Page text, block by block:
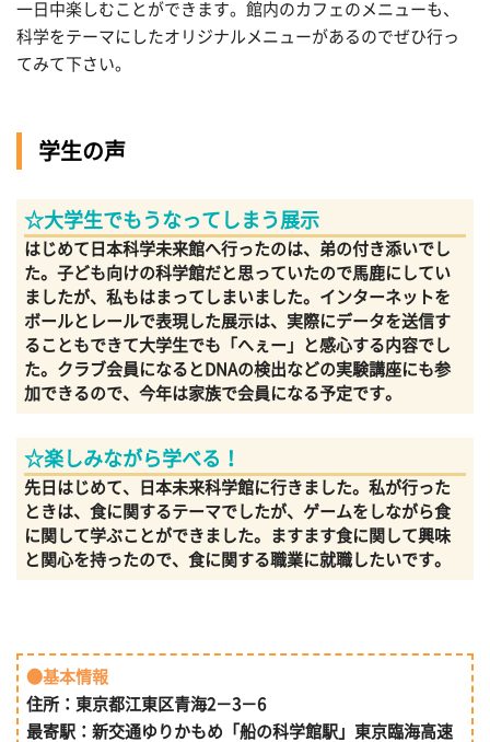
一日中楽しむことができます。館内のカフェのメニューも、
科学をテーマにしたオリジナルメニューがあるのでぜひ行っ
てみて下さい。
学生の声
☆大学生でもうなってしまう展示
はじめて日本科学未来館へ行ったのは、弟の付き添いでし
た。子ども向けの科学館だと思っていたので馬鹿にしてい
ましたが、私もはまってしまいました。インターネットを
ボールとレールで表現した展示は、実際にデータを送信す
ることもできて大学生でも「へぇー」と感心する内容でし
た。クラブ会員になるとDNAの検出などの実験講座にも参
加できるので、今年は家族で会員になる予定です。
☆楽しみながら学べる！
先日はじめて、日本未来科学館に行きました。私が行った
ときは、食に関するテーマでしたが、ゲームをしながら食
に関して学ぶことができました。ますます食に関して興味
と関心を持ったので、食に関する職業に就職したいです。
●基本情報
住所：東京都江東区青海2－3－6
最寄駅：新交通ゆりかもめ「船の科学館駅」東京臨海高速